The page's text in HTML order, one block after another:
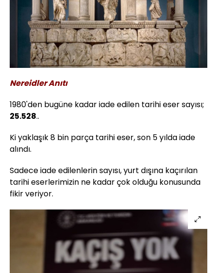
Nereidler Anıtı
1980'den bugüne kadar iade edilen tarihi eser sayısı;
25.528..
Ki yaklaşık 8 bin parça tarihi eser, son 5 yılda iade
alındı.
Sadece iade edilenlerin sayısı, yurt dışına kaçırılan
tarihi eserlerimizin ne kadar çok olduğu konusunda
fikir veriyor.